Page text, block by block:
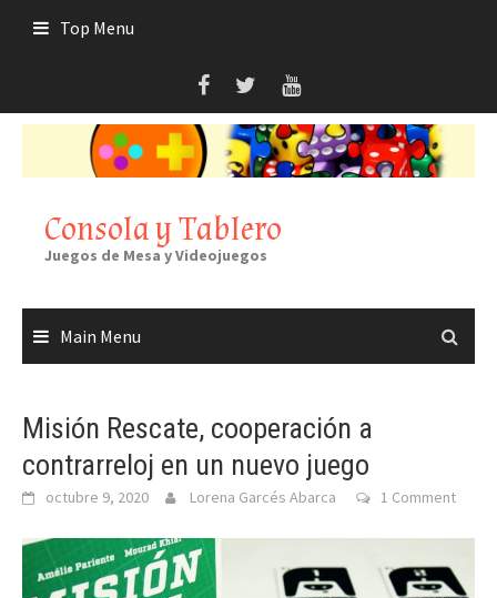
Top Menu
Consola y Tablero
Juegos de Mesa y Videojuegos
Main Menu
Misión Rescate, cooperación a
contrarreloj en un nuevo juego
octubre 9, 2020 Lorena Garcés Abarca 1 Comment